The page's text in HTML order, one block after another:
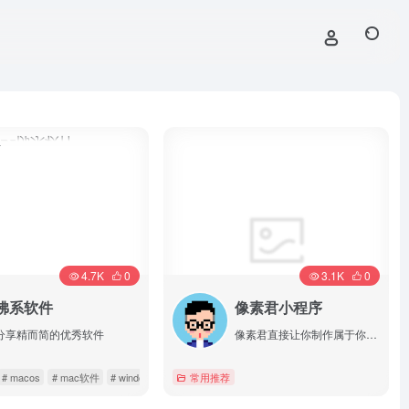
系软件
享精而简的优秀软件
4.7K 0
# macos # mac软件 # windows
像素君小程序
像素君直接让你制作属于你自己的像素头像，简单操作，独特风格。
3.1K 0
常用推荐